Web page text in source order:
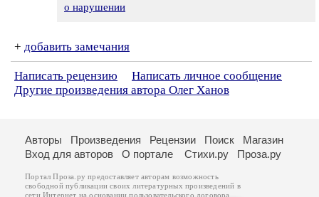
о нарушении
+ добавить замечания
Написать рецензию
Написать личное сообщение
Другие произведения автора Олег Ханов
Авторы Произведения Рецензии Поиск
Магазин
Вход для авторов
О портале Стихи.ру Проза.ру
Портал Проза.ру предоставляет авторам возможность
свободной публикации своих литературных произведений в
сети Интернет на основаниипользовательского договора